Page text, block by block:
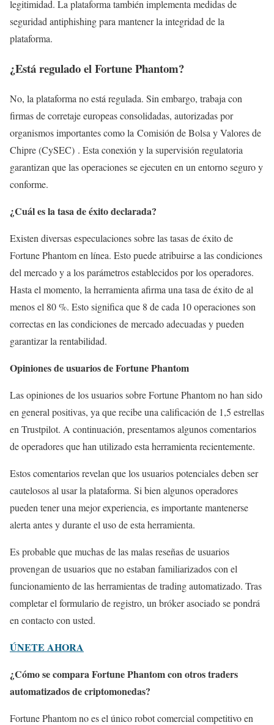
legitimidad. La plataforma también implementa medidas de
seguridad antiphishing para mantener la integridad de la
plataforma.
¿Está regulado el Fortune Phantom?
No, la plataforma no está regulada. Sin embargo, trabaja con
firmas de corretaje europeas consolidadas, autorizadas por
organismos importantes como la Comisión de Bolsa y Valores de
Chipre (CySEC) . Esta conexión y la supervisión regulatoria
garantizan que las operaciones se ejecuten en un entorno seguro y
conforme.
¿Cuál es la tasa de éxito declarada?
Existen diversas especulaciones sobre las tasas de éxito de
Fortune Phantom en línea. Esto puede atribuirse a las condiciones
del mercado y a los parámetros establecidos por los operadores.
Hasta el momento, la herramienta afirma una tasa de éxito de al
menos el 80 %. Esto significa que 8 de cada 10 operaciones son
correctas en las condiciones de mercado adecuadas y pueden
garantizar la rentabilidad.
Opiniones de usuarios de Fortune Phantom
Las opiniones de los usuarios sobre Fortune Phantom no han sido
en general positivas, ya que recibe una calificación de 1,5 estrellas
en Trustpilot. A continuación, presentamos algunos comentarios
de operadores que han utilizado esta herramienta recientemente.
Estos comentarios revelan que los usuarios potenciales deben ser
cautelosos al usar la plataforma. Si bien algunos operadores
pueden tener una mejor experiencia, es importante mantenerse
alerta antes y durante el uso de esta herramienta.
Es probable que muchas de las malas reseñas de usuarios
provengan de usuarios que no estaban familiarizados con el
funcionamiento de las herramientas de trading automatizado. Tras
completar el formulario de registro, un bróker asociado se pondrá
en contacto con usted.
ÚNETE AHORA
¿Cómo se compara Fortune Phantom con otros traders
automatizados de criptomonedas?
Fortune Phantom no es el único robot comercial competitivo en